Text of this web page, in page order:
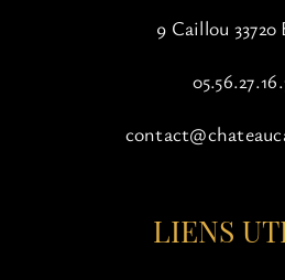
9 Caillou 33720
LIENS